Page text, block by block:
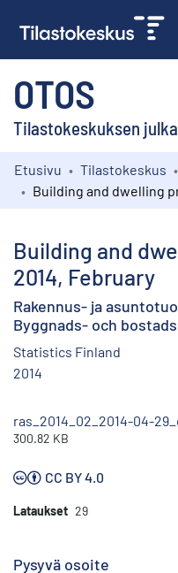
OTOS
Tilastokeskuksen
Kokoelmat
Etusivu Tilastokeskus
Building and
2014, February
Rakennus- ja
Byggnads- och
Statistics Finland
2014
ras_2014_02_2014-04-
300.82 KB
CC BY 4.0
Lataukset 29
Pysyvä osoite